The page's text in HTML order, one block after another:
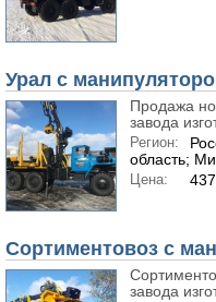
Урал с
Продажа
завода
Регион:
область;
Цена:
Сортиментовоз с
завода